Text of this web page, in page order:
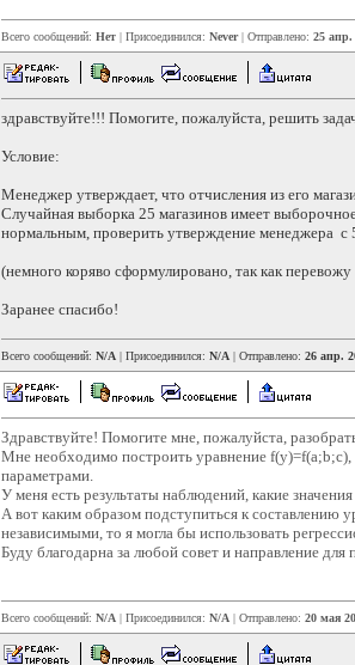
Всего сообщений: Нет | Присоединился: Never| Отправлено: 25 апр.
здравствуйте!!! Помогите, пожалуйста, решить
Условие:
Менеджер утверждает, что отчисления из его
Случайная выборка 25 магазинов имеет
нормальным, проверить утверждение менеджера с
(немного коряво сформулировано, так как перевожу
Заранее спасибо!
Всего сообщений: N/A | Присоединился: N/A | Отправлено: 26 апр.
Здравствуйте! Помогите мне, пожалуйста,
Мне необходимо построить уравнение
параметрами.
У меня есть результаты наблюдений, какие
А вот каким образом подступиться к составлению
независимыми, то я могла бы использовать
Буду благодарна за любой совет и направление для
Всего сообщений: N/A | Присоединился: N/A | Отправлено: 20 мая